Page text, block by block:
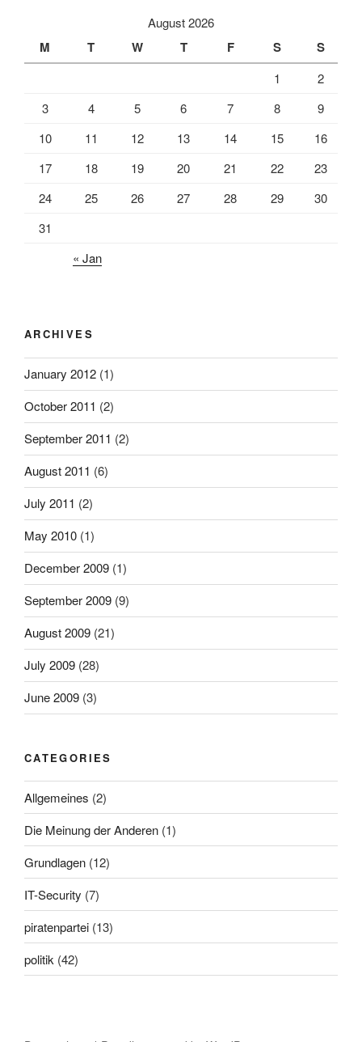
August 2026
M T W T F S S
1
2
3
4 5 6 7 8
9
10
11 12 13 14 15
16
17
18 19 20 21 22
23
24
25 26 27 28 29
30
31
« Jan
ARCHIVES
January 2012 (1)
October 2011 (2)
September 2011 (2)
August 2011 (6)
July 2011 (2)
May 2010 (1)
December 2009 (1)
September 2009 (9)
August 2009 (21)
July 2009 (28)
June 2009 (3)
CATEGORIES
Allgemeines (2)
Die Meinung der Anderen (1)
Grundlagen (12)
IT-Security (7)
piratenpartei (13)
politik (42)